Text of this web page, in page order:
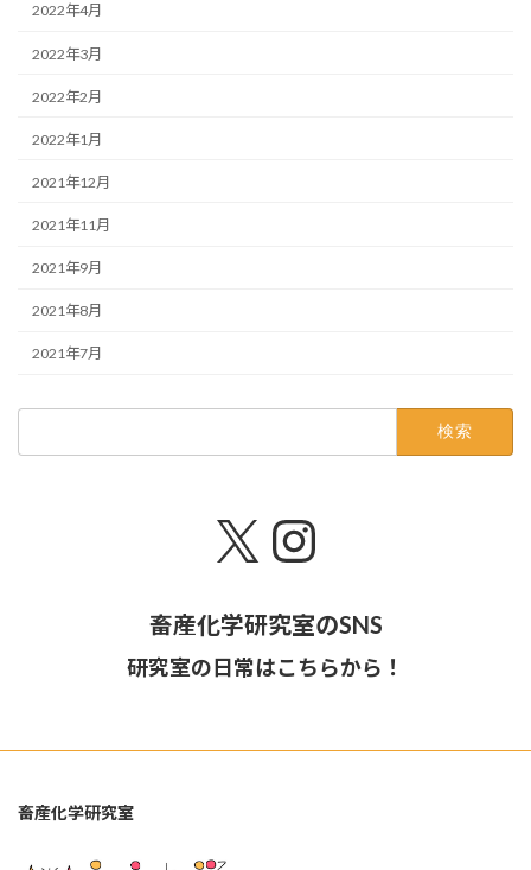
2022年4月
2022年3月
2022年2月
2022年1月
2021年12月
2021年11月
2021年9月
2021年8月
2021年7月
X Instagram
畜産化学研究室のSNS
研究室の日常はこちらから！
畜産化学研究室